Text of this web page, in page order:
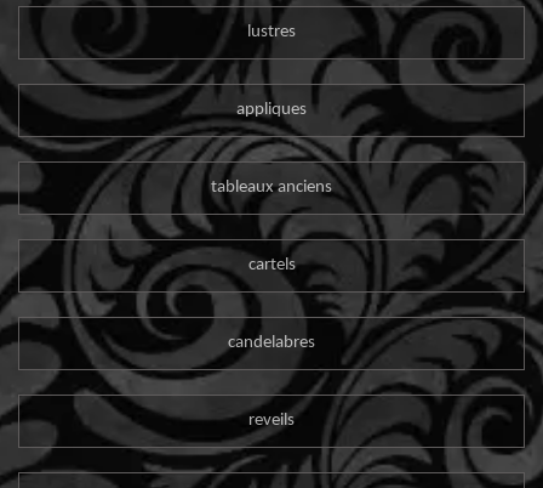
lustres
appliques
tableaux anciens
cartels
candelabres
reveils